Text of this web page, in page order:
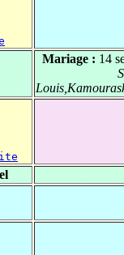
Mariage : 14